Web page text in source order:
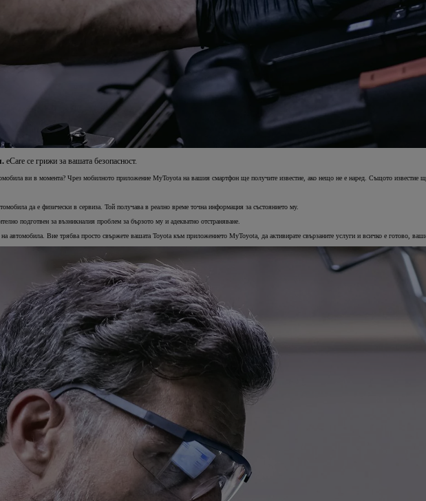
eCare се грижи за вашата безопасност.
ви в момента? Чрез мобилното приложение MyToyota на вашия смартфон ще получите известие, ако нещо не е наред. Същото
да е физически в сервиза. Той получава в реално време точна информация за състоянието му.
подготвен за възникналия проблем за бързото му и адекватно отстраняване.
на автомобила. Вие трябва просто свържете вашата Toyota към приложението MyToyota, да активирате свързаните услуги и всичко е готово,